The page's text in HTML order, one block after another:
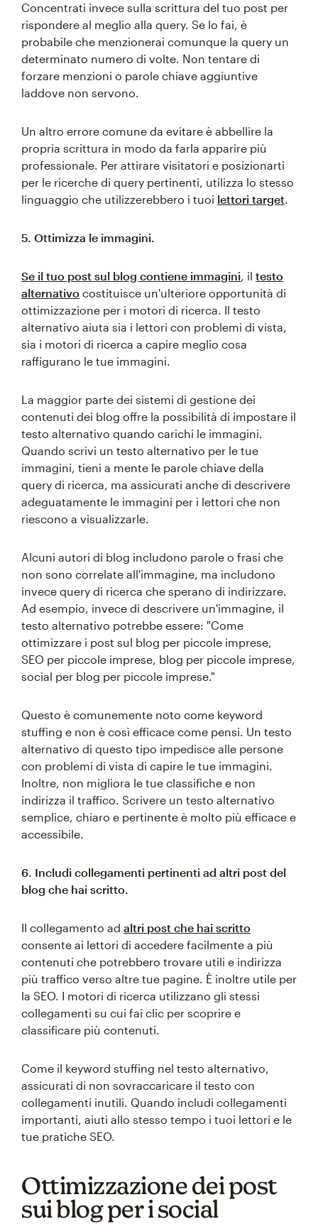
Concentrati invece sulla scrittura del tuo post per
rispondere al meglio alla query. Se lo fai, è
probabile che menzionerai comunque la query un
determinato numero di volte. Non tentare di
forzare menzioni o parole chiave aggiuntive
laddove non servono.
Un altro errore comune da evitare è abbellire la
propria scrittura in modo da farla apparire più
professionale. Per attirare visitatori e posizionarti
per le ricerche di query pertinenti, utilizza lo stesso
linguaggio che utilizzerebbero i tuoi lettori target.
5. Ottimizza le immagini.
Se il tuo post sul blog contiene immagini, il testo
alternativo costituisce un'ulteriore opportunità di
ottimizzazione per i motori di ricerca. Il testo
alternativo aiuta sia i lettori con problemi di vista,
sia i motori di ricerca a capire meglio cosa
raffigurano le tue immagini.
La maggior parte dei sistemi di gestione dei
contenuti dei blog offre la possibilità di impostare il
testo alternativo quando carichi le immagini.
Quando scrivi un testo alternativo per le tue
immagini, tieni a mente le parole chiave della
query di ricerca, ma assicurati anche di descrivere
adeguatamente le immagini per i lettori che non
riescono a visualizzarle.
Alcuni autori di blog includono parole o frasi che
non sono correlate all'immagine, ma includono
invece query di ricerca che sperano di indirizzare.
Ad esempio, invece di descrivere un'immagine, il
testo alternativo potrebbe essere: "Come
ottimizzare i post sul blog per piccole imprese,
SEO per piccole imprese, blog per piccole imprese,
social per blog per piccole imprese."
Questo è comunemente noto come keyword
stuffing e non è così efficace come pensi. Un testo
alternativo di questo tipo impedisce alle persone
con problemi di vista di capire le tue immagini.
Inoltre, non migliora le tue classifiche e non
indirizza il traffico. Scrivere un testo alternativo
semplice, chiaro e pertinente è molto più efficace e
accessibile.
6. Includi collegamenti pertinenti ad altri post del
blog che hai scritto.
Il collegamento ad altri post che hai scritto
consente ai lettori di accedere facilmente a più
contenuti che potrebbero trovare utili e indirizza
più traffico verso altre tue pagine. È inoltre utile per
la SEO. I motori di ricerca utilizzano gli stessi
collegamenti su cui fai clic per scoprire e
classificare più contenuti.
Come il keyword stuffing nel testo alternativo,
assicurati di non sovraccaricare il testo con
collegamenti inutili. Quando includi collegamenti
importanti, aiuti allo stesso tempo i tuoi lettori e le
tue pratiche SEO.
Ottimizzazione dei post
sui blog per i social